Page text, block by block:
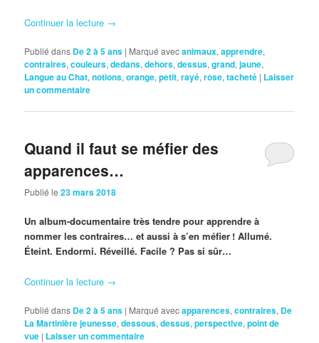
Continuer la lecture →
Publié dans De 2 à 5 ans | Marqué avecanimaux,apprendre,
contraires,couleurs,dedans,dehors,dessus,grand,jaune,
Langue au Chat,notions,orange,petit,rayé,rose,tacheté | Laisser
un commentaire
Quand il faut se méfier des
apparences…
Publié le23 mars 2018
Un album-documentaire très tendre pour apprendre à
nommer les contraires… et aussi à s’en méfier ! Allumé.
Éteint. Endormi. Réveillé. Facile ? Pas si sûr…
Continuer la lecture →
Publié dans De 2 à 5 ans | Marqué avecapparences,contraires, De
La Martinière jeunesse,dessous,dessus,perspective,point de
vue | Laisser un commentaire